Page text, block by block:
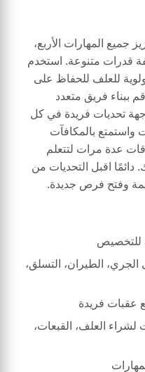
جميع المهارات الأربع،
قدرات متنوعة. استخدم
للعلف للحفاظ على
فريق متعدد
تحديات فريدة في كل
بالمكافآت
عدة مرات لتتعلم
اقبل التحديات من
وفتح فرص جديدة.
للتخصيص
الطيران، التسلق،
عقبات فريدة
العلف، القبعات،